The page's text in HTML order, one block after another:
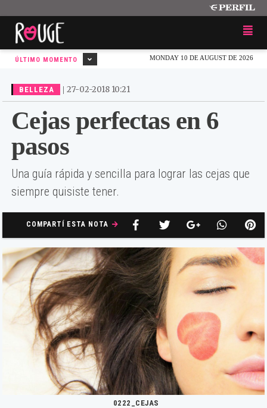
MONDAY 10 DE AUGUST DE 2026
ÚLTIMO MOMENTO
BELLEZA | 27-02-2018 10:21
Cejas perfectas en 6
pasos
Una guía rápida y sencilla para lograr las cejas que
siempre quisiste tener.
COMPARTÍ ESTA NOTA
0222_CEJAS